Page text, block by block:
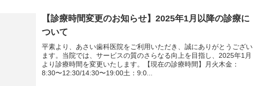
【診療時間変更のお知らせ】2025年1月以降の診療に
ついて
平素より、あさい歯科医院をご利用いただき、誠にありがとうござい
ます。当院では、サービスの質のさらなる向上を目指し、2025年1月
より診療時間を変更いたします。【現在の診療時間】月火木金：
8:30〜12:30/14:30〜19:00土：9:0...